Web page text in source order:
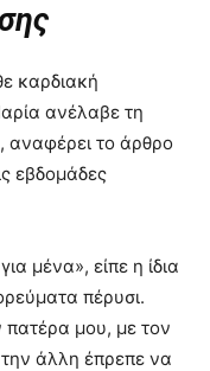
καρδιακή
ανέλαβε τη
αναφέρει το άρθρο
εβδομάδες
μένα», είπε η ίδια
πέρυσι.
πατέρα μου, με τον
άλλη έπρεπε να